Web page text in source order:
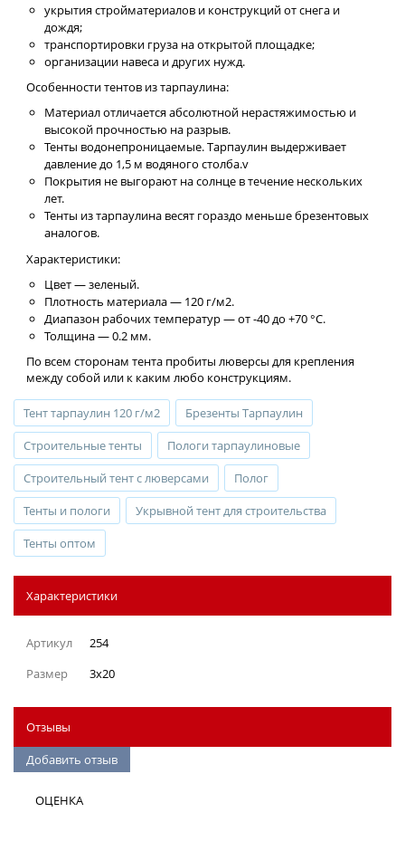
укрытия стройматериалов и конструкций от снега и
дождя;
транспортировки груза на открытой площадке;
организации навеса и других нужд.
Особенности тентов из тарпаулина:
Материал отличается абсолютной нерастяжимостью и
высокой прочностью на разрыв.
Тенты водонепроницаемые. Тарпаулин выдерживает
давление до 1,5 м водяного столба.v
Покрытия не выгорают на солнце в течение нескольких
лет.
Тенты из тарпаулина весят гораздо меньше брезентовых
аналогов.
Характеристики:
Цвет — зеленый.
Плотность материала — 120 г/м2.
Диапазон рабочих температур — от -40 до +70 °C.
Толщина — 0.2 мм.
По всем сторонам тента пробиты люверсы для крепления
между собой или к каким любо конструкциям.
Тент тарпаулин 120 г/м2
Брезенты Тарпаулин
Строительные тенты
Пологи тарпаулиновые
Строительный тент с люверсами
Полог
Тенты и пологи
Укрывной тент для строительства
Тенты оптом
Характеристики
Артикул
254
Размер
3x20
Отзывы
Добавить отзыв
ОЦЕНКА